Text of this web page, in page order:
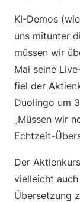
KI-Demos
uns mitunter
müssen wir
Mai seine
fiel der
Duolingo um
„Müssen wir
Echtzeit-
Der
vielleicht
Übersetzung